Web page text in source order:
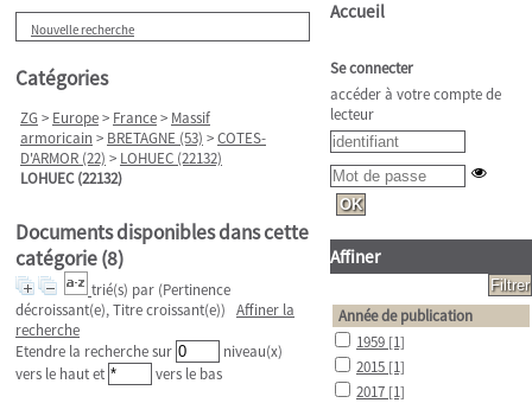
Nouvelle recherche
Catégories
ZG > Europe> France> Massif
armoricain > BRETAGNE (53) >COTES-
D'ARMOR (22) > LOHUEC (22132)
LOHUEC (22132)
Documents disponibles dans cette
catégorie (8)
trié(s) par (Pertinence
décroissant(e), Titre croissant(e)) Affiner la
recherche
Etendre la recherche sur
niveau(x)
vers le haut et
vers le bas
Accueil
Se connecter
accéder à votre compte de
lecteur
Affiner
Année de publication
1959 [1]
2015 [1]
2017 [1]